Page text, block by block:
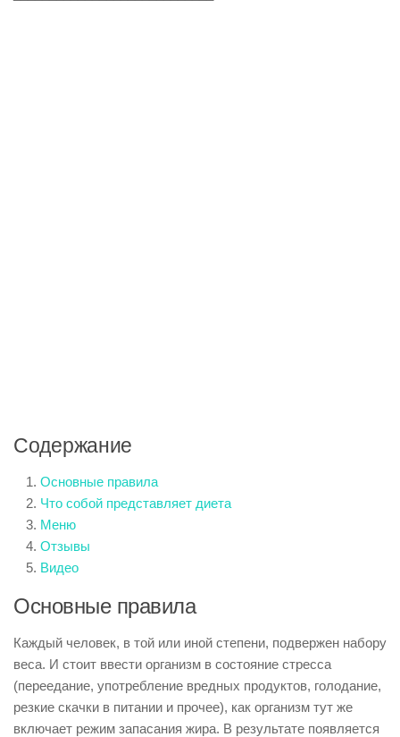
Содержание
Основные правила
Что собой представляет диета
Меню
Отзывы
Видео
Основные правила
Каждый человек, в той или иной степени, подвержен набору
веса. И стоит ввести организм в состояние стресса
(переедание, употребление вредных продуктов, голодание,
резкие скачки в питании и прочее), как организм тут же
включает режим запасания жира. В результате появляется